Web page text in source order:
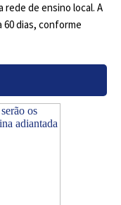
de ensino local. A
60 dias, conforme